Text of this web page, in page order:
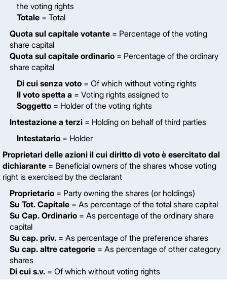
the voting rights
Totale = Total
Quota sul capitale votante = Percentage of the voting
share capital
Quota sul capitale ordinario = Percentage of the ordinary
share capital
Di cui senza voto = Of which without voting rights
Il voto spetta a = Voting rights assigned to
Soggetto = Holder of the voting rights
Intestazione a terzi = Holding on behalf of third parties
Intestatario = Holder
Proprietari delle azioni il cui diritto di voto è esercitato dal
dichiarante = Beneficial owners of the shares whose voting
right is exercised by the declarant
Proprietario = Party owning the shares (or holdings)
Su Tot. Capitale = As percentage of the total share capital
Su Cap. Ordinario = As percentage of the ordinary share
capital
Su cap. priv. = As percentage of the preference shares
Su cap. altre categorie = As percentage of other category
shares
Di cui s.v. = Of which without voting rights